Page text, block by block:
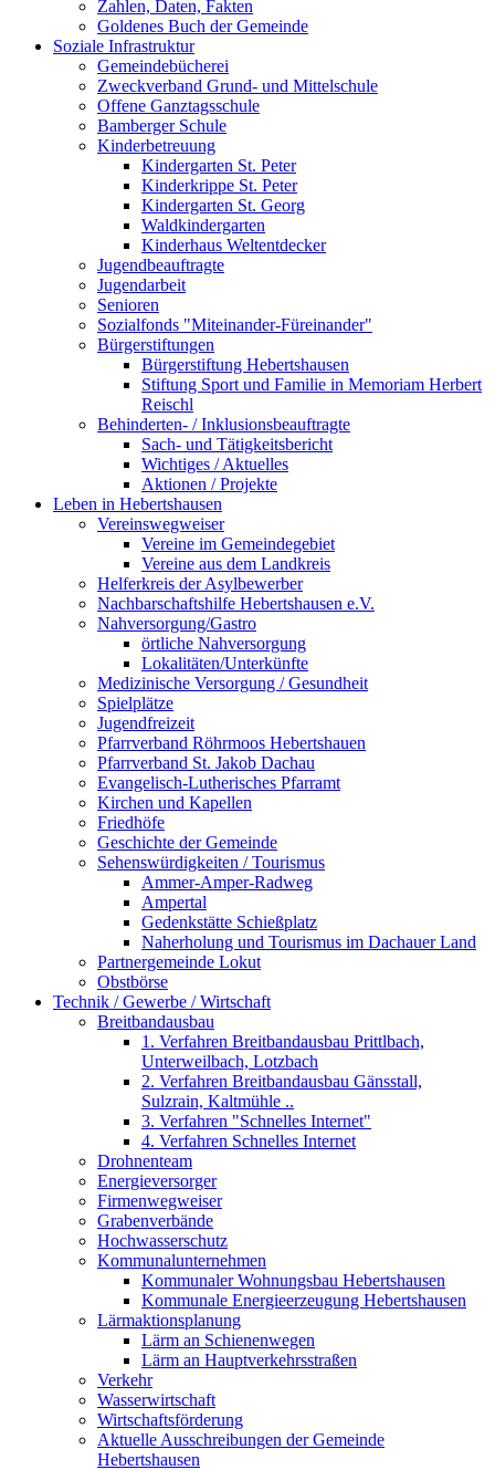
Zahlen, Daten, Fakten
Goldenes Buch der Gemeinde
Soziale Infrastruktur
Gemeindebücherei
Zweckverband Grund- und Mittelschule
Offene Ganztagsschule
Bamberger Schule
Kinderbetreuung
Kindergarten St. Peter
Kinderkrippe St. Peter
Kindergarten St. Georg
Waldkindergarten
Kinderhaus Weltentdecker
Jugendbeauftragte
Jugendarbeit
Senioren
Sozialfonds "Miteinander-Füreinander"
Bürgerstiftungen
Bürgerstiftung Hebertshausen
Stiftung Sport und Familie in Memoriam Herbert
Reischl
Behinderten- / Inklusionsbeauftragte
Sach- und Tätigkeitsbericht
Wichtiges / Aktuelles
Aktionen / Projekte
Leben in Hebertshausen
Vereinswegweiser
Vereine im Gemeindegebiet
Vereine aus dem Landkreis
Helferkreis der Asylbewerber
Nachbarschaftshilfe Hebertshausen e.V.
Nahversorgung/Gastro
örtliche Nahversorgung
Lokalitäten/Unterkünfte
Medizinische Versorgung / Gesundheit
Spielplätze
Jugendfreizeit
Pfarrverband Röhrmoos Hebertshauen
Pfarrverband St. Jakob Dachau
Evangelisch-Lutherisches Pfarramt
Kirchen und Kapellen
Friedhöfe
Geschichte der Gemeinde
Sehenswürdigkeiten / Tourismus
Ammer-Amper-Radweg
Ampertal
Gedenkstätte Schießplatz
Naherholung und Tourismus im Dachauer Land
Partnergemeinde Lokut
Obstbörse
Technik / Gewerbe / Wirtschaft
Breitbandausbau
1. Verfahren Breitbandausbau Prittlbach,
Unterweilbach, Lotzbach
2. Verfahren Breitbandausbau Gänsstall,
Sulzrain, Kaltmühle ..
3. Verfahren "Schnelles Internet"
4. Verfahren Schnelles Internet
Drohnenteam
Energieversorger
Firmenwegweiser
Grabenverbände
Hochwasserschutz
Kommunalunternehmen
Kommunaler Wohnungsbau Hebertshausen
Kommunale Energieerzeugung Hebertshausen
Lärmaktionsplanung
Lärm an Schienenwegen
Lärm an Hauptverkehrsstraßen
Verkehr
Wasserwirtschaft
Wirtschaftsförderung
Aktuelle Ausschreibungen der Gemeinde
Hebertshausen